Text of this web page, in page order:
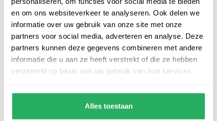
en om ons websiteverkeer te analyseren. Ook delen we
informatie over uw gebruik van onze site met onze
partners voor social media, adverteren en analyse. Deze
partners kunnen deze gegevens combineren met andere
informatie die u aan ze heeft verstrekt of die ze hebben
verzameld op basis van uw gebruik van hun services.
Alles toestaan
De afwerking van onze vlaggen is van hoge kwaliteit. Ze zijn
voorzien van een sterke kopband en een dubbele stiknaad, wat
bijdraagt aan hun duurzaamheid en stevigheid. Wij bieden de
vlag vanBornwird - Boarnwert (fr)aan in verschillende
afmetingen, namelijk 40x60 cm, 70x100 cm, 100x150 cm,
maat voor jouw specifieke toepassing